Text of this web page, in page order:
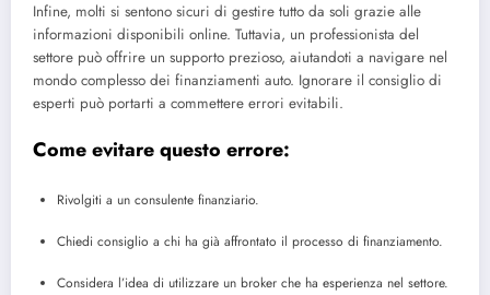
Infine, molti si sentono sicuri di gestire tutto da soli grazie alle
informazioni disponibili online. Tuttavia, un professionista del
settore può offrire un supporto prezioso, aiutandoti a navigare nel
mondo complesso dei finanziamenti auto. Ignorare il consiglio di
esperti può portarti a commettere errori evitabili.
Come evitare questo errore:
Rivolgiti a un consulente finanziario.
Chiedi consiglio a chi ha già affrontato il processo di finanziamento.
Considera l’idea di utilizzare un broker che ha esperienza nel settore.